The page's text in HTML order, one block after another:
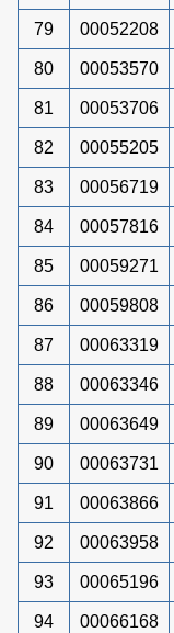
79 00052208
80 00053570
81 00053706
82 00055205
83 00056719
84 00057816
85 00059271
86 00059808
87 00063319
88 00063346
89 00063649
90 00063731
91 00063866
92 00063958
93 00065196
94 00066168